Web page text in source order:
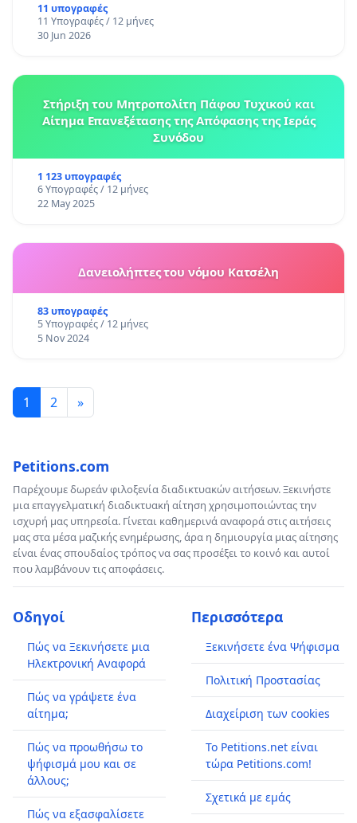
11 υπογραφές
11 Υπογραφές / 12 μήνες
30 Jun 2026
Στήριξη του Μητροπολίτη Πάφου Τυχικού και
Αίτημα Επανεξέτασης της Απόφασης της Ιεράς
Συνόδου
1 123 υπογραφές
6 Υπογραφές / 12 μήνες
22 May 2025
Δανειολήπτες του νόμου Κατσέλη
83 υπογραφές
5 Υπογραφές / 12 μήνες
5 Nov 2024
1 2 »
Petitions.com
Παρέχουμε δωρεάν φιλοξενία διαδικτυακών αιτήσεων. Ξεκινήστε
μια επαγγελματική διαδικτυακή αίτηση χρησιμοποιώντας την
ισχυρή μας υπηρεσία. Γίνεται καθημερινά αναφορά στις αιτήσεις
μας στα μέσα μαζικής ενημέρωσης, άρα η δημιουργία μιας αίτησης
είναι ένας σπουδαίος τρόπος να σας προσέξει το κοινό και αυτοί
που λαμβάνουν τις αποφάσεις.
Οδηγοί
Πώς να Ξεκινήσετε μια
Ηλεκτρονική Αναφορά
Πώς να γράψετε ένα
αίτημα;
Πώς να προωθήσω το
ψήφισμά μου και σε
άλλους;
Πώς να εξασφαλίσετε
Περισσότερα
Ξεκινήσετε ένα Ψήφισμα
Πολιτική Προστασίας
Διαχείριση των cookies
Το Petitions.net είναι
τώρα Petitions.com!
Σχετικά με εμάς